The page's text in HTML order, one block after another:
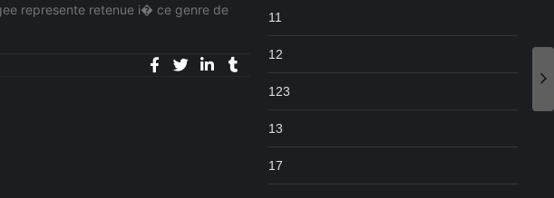
represente retenue i� ce genre de
11
12
123
13
17